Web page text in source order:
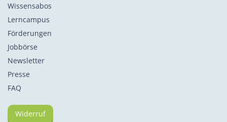
Wissensabos
Lerncampus
Förderungen
Jobbörse
Newsletter
Presse
FAQ
Widerruf